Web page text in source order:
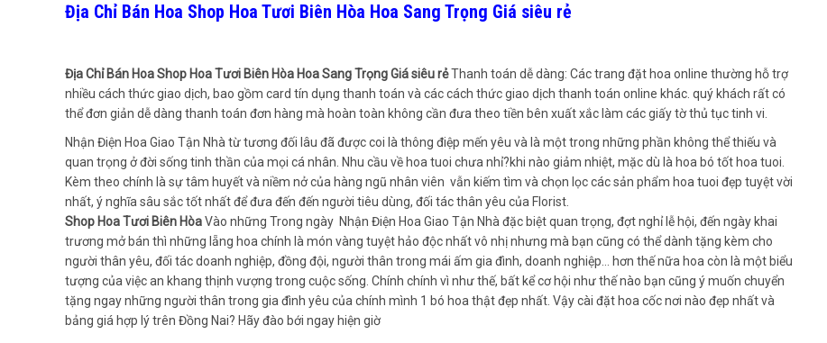
Địa Chỉ Bán Hoa Shop Hoa Tươi Biên Hòa Hoa Sang Trọng Giá siêu rẻ
Địa Chỉ Bán Hoa Shop Hoa Tươi Biên Hòa Hoa Sang Trọng Giá siêu rẻThanh toán dễ dàng: Các trang đặt hoa online thường hỗ trợ
nhiều cách thức giao dịch, bao gồm card tín dụng thanh toán và các cách thức giao dịch thanh toán online khác. quý khách rất có
thể đơn giản dễ dàng thanh toán đơn hàng mà hoàn toàn không cần đưa theo tiền bên xuất xắc làm các giấy tờ thủ tục tinh vi.
Nhận Điện Hoa Giao Tận Nhà từ tương đối lâu đã được coi là thông điệp mến yêu và là một trong những phần không thể thiếu và
quan trọng ở đời sống tinh thần của mọi cá nhân. Nhu cầu về hoa tuoi chưa nhỉ?khi nào giảm nhiệt, mặc dù là hoa bó tốt hoa tuoi.
Kèm theo chính là sự tâm huyết và niềm nở của hàng ngũ nhân viên vẫn kiếm tìm và chọn lọc các sản phẩm hoa tuoi đẹp tuyệt vời
nhất, ý nghĩa sâu sắc tốt nhất để đưa đến đến người tiêu dùng, đối tác thân yêu của Florist.
Shop Hoa Tươi Biên HòaVào những Trong ngày Nhận Điện Hoa Giao Tận Nhà đặc biệt quan trọng, đợt nghỉ lễ hội, đến ngày khai
trương mở bán thì những lẵng hoa chính là món vàng tuyệt hảo độc nhất vô nhị nhưng mà bạn cũng có thể dành tặng kèm cho
người thân yêu, đối tác doanh nghiệp, đồng đội, người thân trong mái ấm gia đình, doanh nghiệp… hơn thế nữa hoa còn là một biểu
tượng của việc an khang thịnh vượng trong cuộc sống. Chính chính vì như thế, bất kể cơ hội như thế nào bạn cũng ý muốn chuyển
tặng ngay những người thân trong gia đình yêu của chính mình 1 bó hoa thật đẹp nhất. Vậy cài đặt hoa cốc nơi nào đẹp nhất và
bảng giá hợp lý trên Đồng Nai? Hãy đào bới ngay hiện giờ